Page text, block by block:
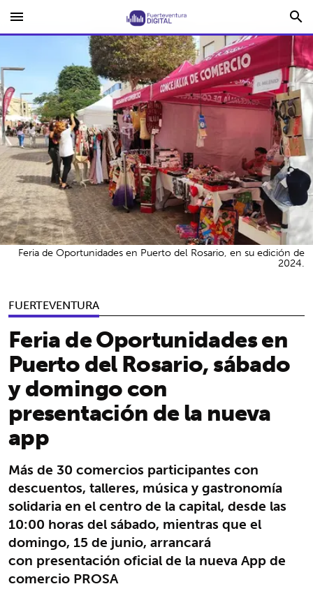
menu search
FUERTEVENTURA
Feria de Oportunidades en
Puerto del Rosario, sábado
y domingo con
presentación de la nueva
app
Más de 30 comercios participantes con
descuentos, talleres, música y gastronomía
solidaria en el centro de la capital, desde las
10:00 horas del sábado, mientras que el
domingo, 15 de junio, arrancará
con presentación oficial de la nueva App de
comercio PROSA
Feria de Oportunidades en Puerto del Rosario, en su edición de
2024.